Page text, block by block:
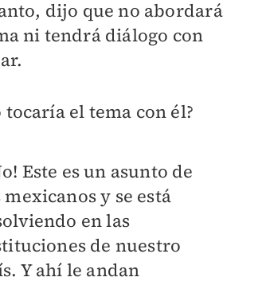
dijo que no abordará
ni tendrá diálogo con
tocaría el tema con él?
Este es un asunto de
mexicanos y se está
en las
de nuestro
Y ahí le andan